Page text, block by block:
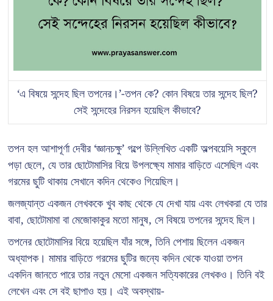
‘এ বিষয়ে সন্দেহ ছিল তপনের।’-তপন কে? কোন বিষয়ে তার সন্দেহ ছিল?
সেই সন্দেহের নিরসন হয়েছিল কীভাবে?
তপন হল আশাপূর্ণা দেবীর ‘জ্ঞানচক্ষু’ গল্পে উল্লিখিত একটি অল্পবয়েসি স্কুলে
পড়া ছেলে, যে তার ছোটোমাসির বিয়ে উপলক্ষ্যে মামার বাড়িতে এসেছিল এবং
গরমের ছুটি থাকায় সেখানে কদিন থেকেও গিয়েছিল।
জলজ্যান্ত একজন লেখককে খুব কাছ থেকে যে দেখা যায় এবং লেখকরা যে তার
বাবা, ছোটোমামা বা মেজোকাকুর মতো মানুষ, সে বিষয়ে তপনের সন্দেহ ছিল।
তপনের ছোটোমাসির বিয়ে হয়েছিল যাঁর সঙ্গে, তিনি পেশায় ছিলেন একজন
অধ্যাপক। মামার বাড়িতে গরমের ছুটির জন্যে কদিন থেকে যাওয়া তপন
একদিন জানতে পারে তার নতুন মেসো একজন সত্যিকারের লেখকও। তিনি বই
লেখেন এবং সে বই ছাপাও হয়। এই অবস্থায়-